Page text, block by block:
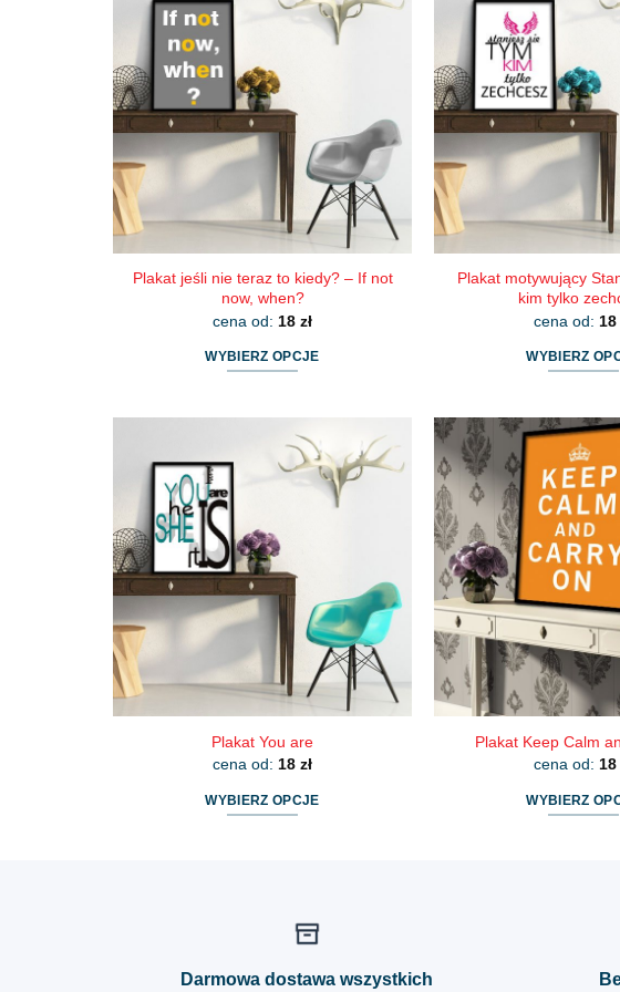
wariantów.
można
wybrać
stronie
produktu
można
stronie
Plakat jeśli nie teraz to kiedy? – If not
now, when?
cena od: 18 zł
WYBIERZ OPCJE
wiele
wariantów.
można
wybrać
stronie
produktu
Plakat motywujący
kim tylko
cena od: 18
WYBIERZ
ma
wiele
Opcje
można
na
Plakat You are
cena od: 18 zł
WYBIERZ OPCJE
wariantów.
można
Plakat Keep Calm
cena od: 18
WYBIERZ
Darmowa dostawa wszystkich